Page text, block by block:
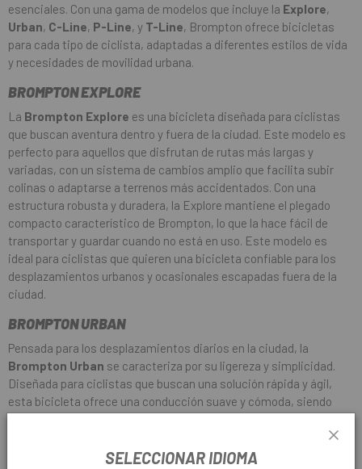
esenciales. Con una gama de modelos que incluye la Explore,
Urban, C-Line, P-Line, y T-Line, Brompton ofrece bicicletas
para cada tipo de ciclista, adaptadas a diferentes estilos de vida
y necesidades de movilidad urbana.
BROMPTON EXPLORE
La Brompton Explore es una bicicleta diseñada para ciclistas
que buscan aventura dentro y fuera de la ciudad. Este modelo es
perfecto para aquellos que disfrutan de rutas más largas y
variadas, con un sistema de cambios amplio que facilita subir
colinas o adaptarse a terrenos más accidentados. Con una
estructura robusta y duradera, la Explore mantiene el plegado
compacto característico de Brompton, lo que la hace fácil de
transportar y guardar cuando no está en uso. Este modelo es
ideal para ciclistas que quieren una bicicleta confiable para los
desplazamientos urbanos y ocasionales escapadas fuera de la
ciudad.
BROMPTON URBAN
Pensada para los desplazamientos diarios en la ciudad, la
Brompton Urban se caracteriza por su ligereza y simplicidad.
Diseñada para ciclistas que buscan una solución rápida y ágil,
esta bicicleta ofrece una conducción suave y cómoda, siendo
perfecta para quienes necesitan moverse rápidamente por el
SELECCIONAR IDIOMA